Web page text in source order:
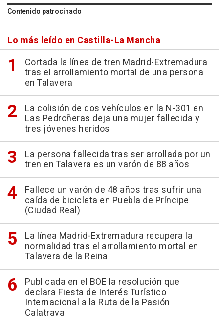
Contenido patrocinado
Lo más leído en Castilla-La Mancha
Cortada la línea de tren Madrid-Extremadura
tras el arrollamiento mortal de una persona
en Talavera
La colisión de dos vehículos en la N-301 en
Las Pedroñeras deja una mujer fallecida y
tres jóvenes heridos
La persona fallecida tras ser arrollada por un
tren en Talavera es un varón de 88 años
Fallece un varón de 48 años tras sufrir una
caída de bicicleta en Puebla de Príncipe
(Ciudad Real)
La línea Madrid-Extremadura recupera la
normalidad tras el arrollamiento mortal en
Talavera de la Reina
Publicada en el BOE la resolución que
declara Fiesta de Interés Turístico
Internacional a la Ruta de la Pasión
Calatrava